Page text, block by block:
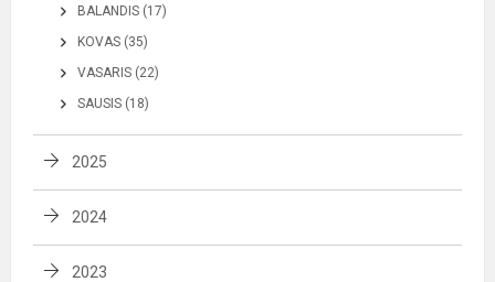
BALANDIS (17)
KOVAS (35)
VASARIS (22)
SAUSIS (18)
2025
2024
2023